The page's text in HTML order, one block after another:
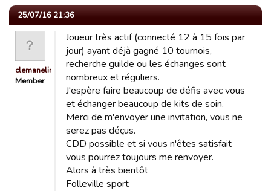
25/07/16 21:36
clemanelinch
Member
Joueur très actif (connecté 12 à 15 fois par
jour) ayant déjà gagné 10 tournois,
recherche guilde ou les échanges sont
nombreux et réguliers.
J'espère faire beaucoup de défis avec vous
et échanger beaucoup de kits de soin.
Merci de m'envoyer une invitation, vous ne
serez pas déçus.
CDD possible et si vous n'êtes satisfait
vous pourrez toujours me renvoyer.
Alors à très bientôt
Folleville sport